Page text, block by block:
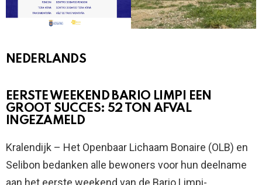
NEDERLANDS
EERSTE WEEKEND BARIO LIMPI EEN
GROOT SUCCES: 52 TON AFVAL
INGEZAMELD
Kralendijk – Het Openbaar Lichaam Bonaire (OLB) en
Selibon bedanken alle bewoners voor hun deelname
aan het eerste weekend van de Bario Limpi-